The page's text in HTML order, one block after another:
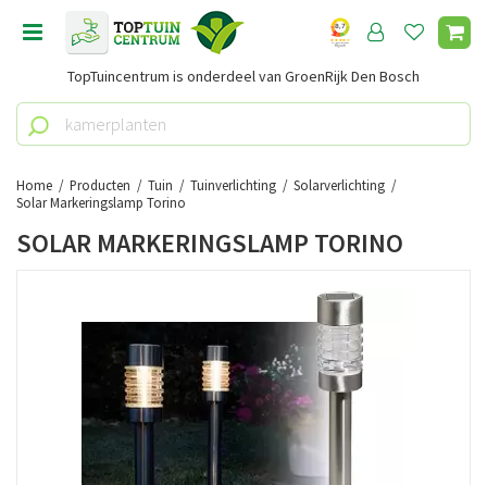
Home Producten Tuin Tuinverlichting
Solarverlichting
Solar Markeringslamp Torino
TopTuincentrum is onderdeel van GroenRijk Den Bosch
SOLAR MARKERINGSLAMP TORINO